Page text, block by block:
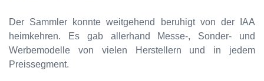
Der Sammler konnte weitgehend beruhigt von der IAA
heimkehren. Es gab allerhand Messe-, Sonder- und
Werbemodelle von vielen Herstellern und in jedem
Preissegment.